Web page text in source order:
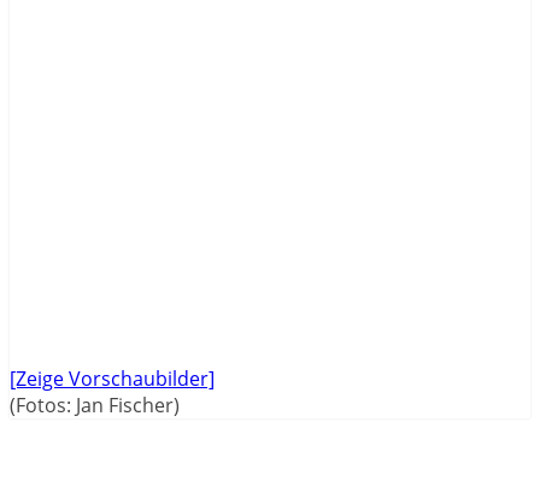
[Zeige Vorschaubilder]
(Fotos: Jan Fischer)